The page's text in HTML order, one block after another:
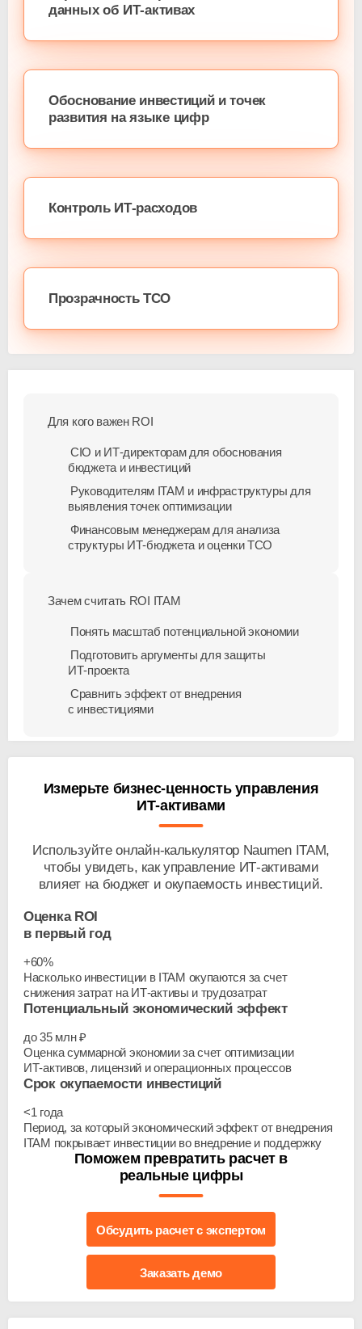
данных об ИТ-активах
Обоснование инвестиций и точек
развития на языке цифр
Контроль ИТ-расходов
Прозрачность ТСО
Для кого важен ROI
CIO и ИТ-директорамдля обоснования
бюджета и инвестиций
Руководителям ITAM и инфраструктуры для
выявления точек оптимизации
Финансовым менеджерам для анализа
структуры ИТ-бюджета и оценки TCO
Зачем считать ROI ITAM
Понять масштаб потенциальной экономии
Подготовить аргументы для защиты
ИТ-проекта
Сравнить эффект от внедрения
с инвестициями
Измерьте бизнес-ценностьуправления
ИТ-активами
Используйтеонлайн-калькуляторNaumen ITAM,
чтобы увидеть, как управление ИТ-активами
влияет на бюджет и окупаемость инвестиций.
Оценка ROI
в первый год
+60%
Насколько инвестиции в ITAM окупаются за счет
снижения затрат на ИТ-активы и трудозатрат
Потенциальный экономический эффект
до 35 млн ₽
Оценка суммарной экономии за счет оптимизации
ИТ-активов, лицензий и операционных процессов
Срок окупаемости инвестиций
<1 года
Период, за который экономический эффект от внедрения
ITAM покрывает инвестиции во внедрение и поддержку
Поможем превратить расчет в
реальные цифры
Обсудить расчет с экспертом
Заказать демо